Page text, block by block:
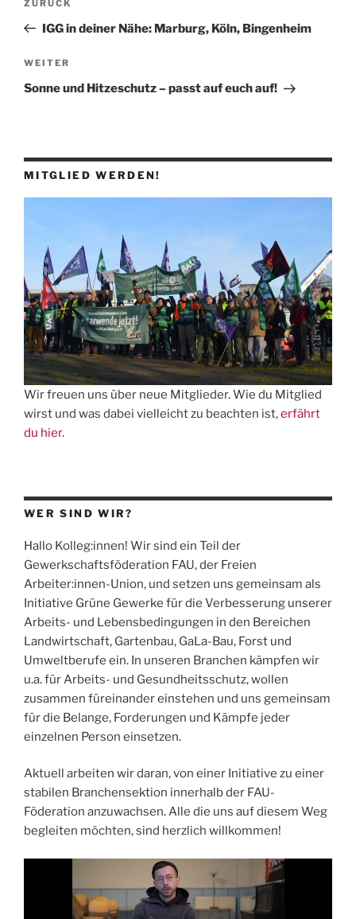
Vorheriger
Beitrag
ZURÜCK
IGG in deiner Nähe: Marburg, Köln, Bingenheim
Nächster
Beitrag
WEITER
Sonne und Hitzeschutz – passt auf euch auf!
MITGLIED WERDEN!
Wir freuen uns über neue Mitglieder. Wie du Mitglied
wirst und was dabei vielleicht zu beachten ist,erfährt
du hier.
WER SIND WIR?
Hallo Kolleg:innen! Wir sind ein Teil der
Gewerkschaftsföderation FAU, der Freien
Arbeiter:innen-Union, und setzen uns gemeinsam als
Initiative Grüne Gewerke für die Verbesserung unserer
Arbeits- und Lebensbedingungen in den Bereichen
Landwirtschaft, Gartenbau, GaLa-Bau, Forst und
Umweltberufe ein. In unseren Branchen kämpfen wir
u.a. für Arbeits- und Gesundheitsschutz, wollen
zusammen füreinander einstehen und uns gemeinsam
für die Belange, Forderungen und Kämpfe jeder
einzelnen Person einsetzen.
Aktuell arbeiten wir daran, von einer Initiative zu einer
stabilen Branchensektion innerhalb der FAU-
Föderation anzuwachsen. Alle die uns auf diesem Weg
begleiten möchten, sind herzlich willkommen!